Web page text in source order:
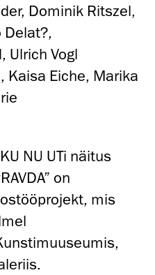
Dominik Ritszel,
Delat?,
Ulrich Vogl
Kaisa Eiche, Marika
NU UTi näitus
on
mis